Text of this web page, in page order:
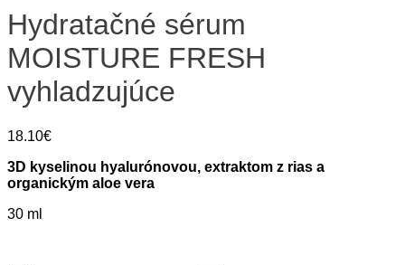
Hydratačné sérum
MOISTURE FRESH
vyhladzujúce
18.10€
3D kyselinou hyalurónovou, extraktom z rias a
organickým aloe vera
30 ml